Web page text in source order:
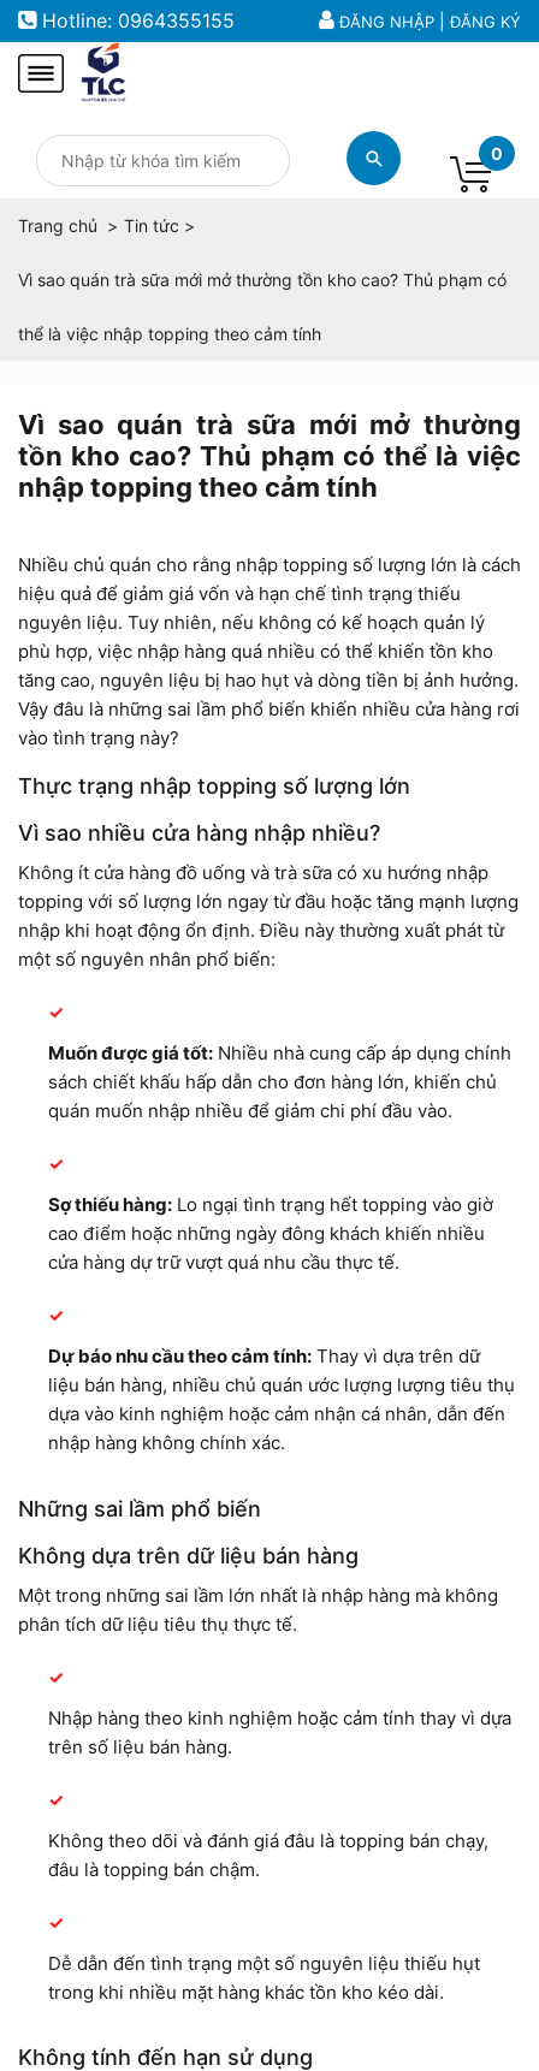
ĐĂNG NHẬP |ĐĂNG KÝ
Hotline: 0964355155
0
Trang chủ Tin tức
Vì sao quán trà sữa mới mở thường tồn kho cao? Thủ phạm có
thể là việc nhập topping theo cảm tính
Vì sao quán trà sữa mới mở thường
tồn kho cao? Thủ phạm có thể là việc
nhập topping theo cảm tính
Nhiều chủ quán cho rằng nhập topping số lượng lớn là cách
hiệu quả để giảm giá vốn và hạn chế tình trạng thiếu
nguyên liệu. Tuy nhiên, nếu không có kế hoạch quản lý
phù hợp, việc nhập hàng quá nhiều có thể khiến tồn kho
tăng cao, nguyên liệu bị hao hụt và dòng tiền bị ảnh hưởng.
Vậy đâu là những sai lầm phổ biến khiến nhiều cửa hàng rơi
vào tình trạng này?
Thực trạng nhập topping số lượng lớn
Vì sao nhiều cửa hàng nhập nhiều?
Không ít cửa hàng đồ uống và trà sữa có xu hướng nhập
topping với số lượng lớn ngay từ đầu hoặc tăng mạnh lượng
nhập khi hoạt động ổn định. Điều này thường xuất phát từ
một số nguyên nhân phổ biến:
Muốn được giá tốt: Nhiều nhà cung cấp áp dụng chính
sách chiết khấu hấp dẫn cho đơn hàng lớn, khiến chủ
quán muốn nhập nhiều để giảm chi phí đầu vào.
Sợ thiếu hàng: Lo ngại tình trạng hết topping vào giờ
cao điểm hoặc những ngày đông khách khiến nhiều
cửa hàng dự trữ vượt quá nhu cầu thực tế.
Dự báo nhu cầu theo cảm tính: Thay vì dựa trên dữ
liệu bán hàng, nhiều chủ quán ước lượng lượng tiêu thụ
dựa vào kinh nghiệm hoặc cảm nhận cá nhân, dẫn đến
nhập hàng không chính xác.
Những sai lầm phổ biến
Không dựa trên dữ liệu bán hàng
Một trong những sai lầm lớn nhất là nhập hàng mà không
phân tích dữ liệu tiêu thụ thực tế.
Nhập hàng theo kinh nghiệm hoặc cảm tính thay vì dựa
trên số liệu bán hàng.
Không theo dõi và đánh giá đâu là topping bán chạy,
đâu là topping bán chậm.
Dễ dẫn đến tình trạng một số nguyên liệu thiếu hụt
trong khi nhiều mặt hàng khác tồn kho kéo dài.
Không tính đến hạn sử dụng